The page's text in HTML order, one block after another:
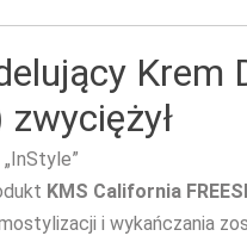
Krem
KMS California
i wykańczania